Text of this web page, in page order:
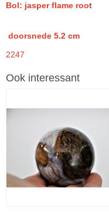
Bol: jasper flame root
doorsnede 5.2 cm
2247
Ook interessant